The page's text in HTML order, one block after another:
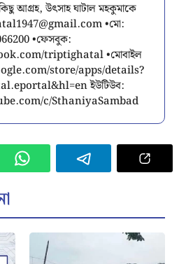
আগ্রহ, উৎসাহ ঘাটাল মহকুমাকে
•মো:
•ফেসবুক:
triptighatal •মোবাইল
store/apps/details?
ইউটিউব:
c/SthaniyaSambad